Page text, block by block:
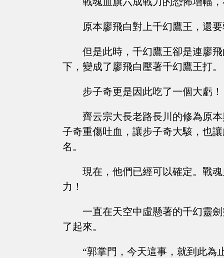
原本廖飛白對上千幻鷹王，還
但是此時，千幻鷹王卻是連廖
下，變成了廖飛白壓著千幻鷹王打。
步子奇更是因此吃了一個大虧！
齊云宗大長老路長川的修為原
子奇重傷吐血，讓步子奇大駭，也
名。
現在，他們已經可以確定。戰
力！
一直在天空中虛懸著的千幻靈
了起來。
“郭掌門，今天這事，就到此為